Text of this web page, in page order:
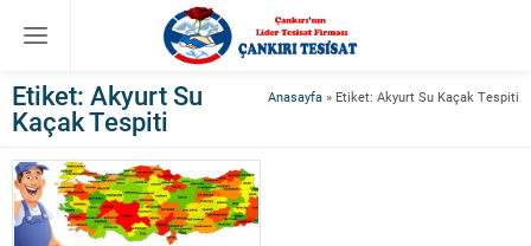
Anasayfa » Etiket: Akyurt Su Kaçak Tespiti
Etiket: Akyurt Su
Kaçak Tespiti